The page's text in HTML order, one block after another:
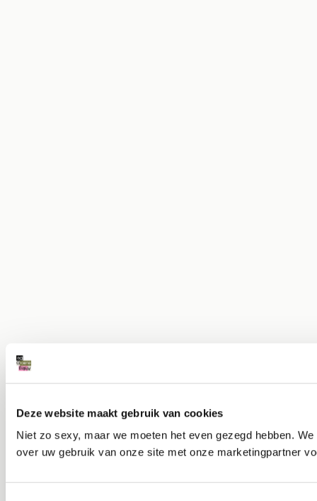
Deze website maakt gebruik van cookies
Niet zo sexy, maar we moeten het even gezegd hebben.
over uw gebruik van onze site met onze marketingpartner